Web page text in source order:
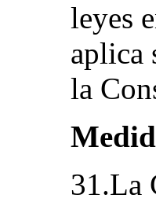
leyes
aplica
la
31.La